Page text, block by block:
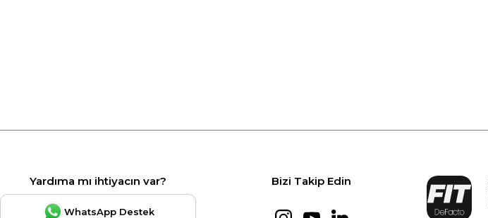
Yardıma mı ihtiyacın var?
WhatsApp Destek
Bizi Takip Edin